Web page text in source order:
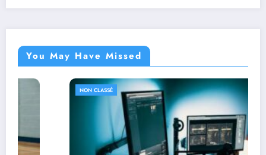
You May Have Missed